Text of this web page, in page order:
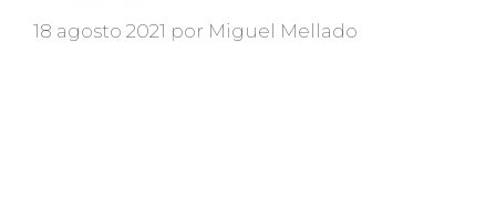
18 agosto 2021 por Miguel Mellado